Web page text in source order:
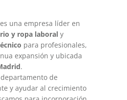
una empresa líder en
y ropa laboraly
para profesionales,
expansión y ubicada
.
de
y ayudar al crecimiento